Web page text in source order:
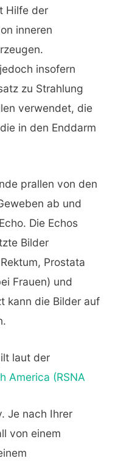
Hilfe der
inneren
insofern
zu Strahlung
verwendet, die
in den Enddarm
prallen von den
ab und
Die Echos
Bilder
Prostata
Frauen) und
kann die Bilder auf
laut der
America (RSNA
Je nach Ihrer
von einem